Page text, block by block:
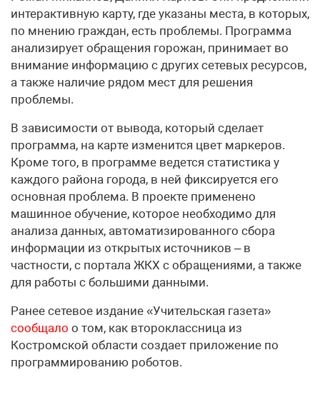
интерактивную карту, где указаны места, в которых,
по мнению граждан, есть проблемы. Программа
анализирует обращения горожан, принимает во
внимание информацию с других сетевых ресурсов,
а также наличие рядом мест для решения
проблемы.
В зависимости от вывода, который сделает
программа, на карте изменится цвет маркеров.
Кроме того, в программе ведется статистика у
каждого района города, в ней фиксируется его
основная проблема. В проекте применено
машинное обучение, которое необходимо для
анализа данных, автоматизированного сбора
информации из открытых источников – в
частности, с портала ЖКХ с обращениями, а также
для работы с большими данными.
Ранее сетевое издание «Учительская газета»
сообщало о том, как второклассница из
Костромской области создает приложение по
программированию роботов.